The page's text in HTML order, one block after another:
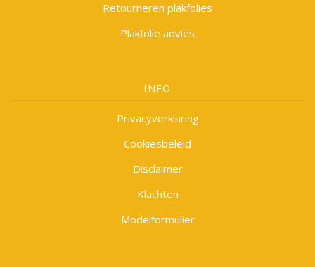
Retourneren plakfolies
Plakfolie advies
INFO
Privacyverklaring
Cookiesbeleid
Disclaimer
Klachten
Modelformulier